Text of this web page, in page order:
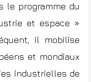
le programme du
et espace »
il mobilise
et mondiaux
industrielles de